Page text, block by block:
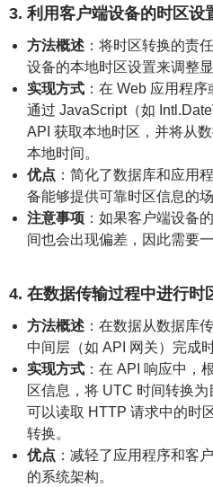
3. 利用客户端设备的时区设
方法概述 ：将时区转换的责
设备的本地时区设置来调整显
实现方式 ：在 Web 应用程
通过 JavaScript（如
API 获取本地时区，并将从
本地时间。
优点 ：简化了数据库和应用
备能够提供可靠时区信息的场
注意事项 ：如果客户端设备
间也会出现偏差，因此需要
4. 在数据传输过程中进行时
方法概述 ：在数据从数据库
中间层（如 API 网关）完成
实现方式 ：在 API 响应中，
区信息，将 UTC 时间转换
可以读取 HTTP 请求中的时
转换。
优点 ：减轻了应用程序和客
的系统架构。